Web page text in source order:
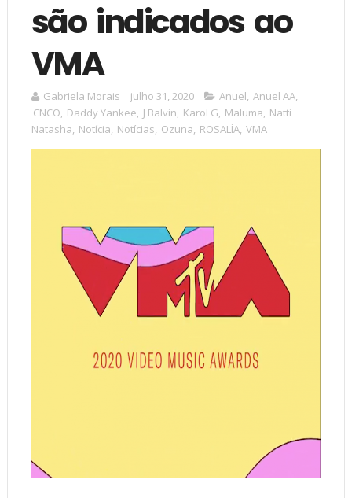
são indicados ao
VMA
Gabriela Morais julho 31, 2020 Anuel, Anuel AA,
CNCO, Daddy Yankee, J Balvin, Karol G, Maluma, Natti
Natasha, Notícia, Notícias, Ozuna, ROSALÍA, VMA